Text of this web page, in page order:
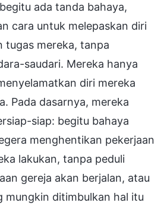
ada tanda bahaya,
cara untuk melepaskan diri
tugas mereka, tanpa
saudari. Mereka hanya
diri mereka
Pada dasarnya, mereka
siap: begitu bahaya
menghentikan pekerjaan
lakukan, tanpa peduli
gereja akan berjalan, atau
mungkin ditimbulkan hal itu